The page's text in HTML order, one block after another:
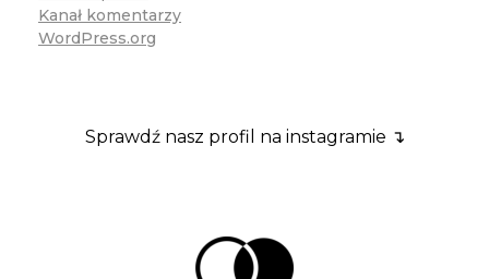
Kanał komentarzy
WordPress.org
Sprawdź nasz profil na instagramie ↴